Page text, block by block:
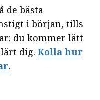
de bästa
i början, tills
du kommer lätt
dig. Kolla hur